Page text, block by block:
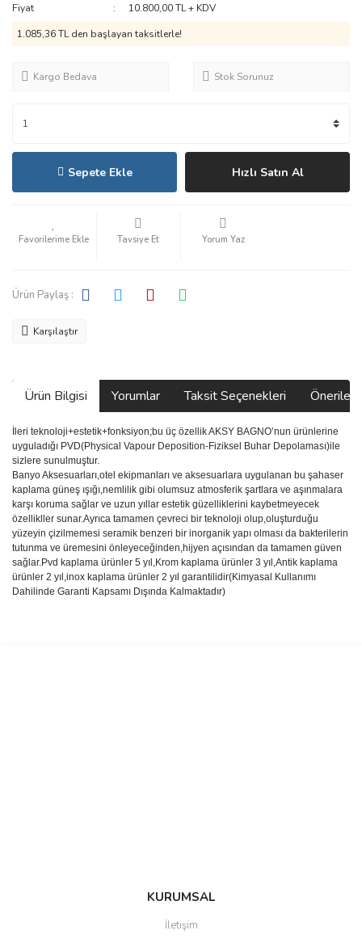
Fiyat
10.800,00 TL + KDV
1.085,36 TL den başlayan taksitlerle!
Kargo Bedava Stok Sorunuz
Sepete Ekle Hızlı Satın Al
Tavsiye Et Yorum Yaz
Ürün Paylaş :
Karşılaştır
Ürün Bilgisi Yorumlar Taksit Seçenekleri
İleri teknoloji+estetik+fonksiyon;bu üç özellik AKSY BAGNO’nun ürünlerine
uyguladığı PVD(Physical Vapour Deposition-Fiziksel Buhar Depolaması)ile
sizlere sunulmuştur.
Banyo Aksesuarları,otel ekipmanları ve aksesuarlara uygulanan bu şahaser
kaplama güneş ışığı,nemlilik gibi olumsuz atmosferik şartlara ve aşınmalara
karşı koruma sağlar ve uzun yıllar estetik güzelliklerini kaybetmeyecek
özellikller sunar.Ayrıca tamamen çevreci bir teknoloji olup,oluşturduğu
yüzeyin çizilmemesi seramik benzeri bir inorganik yapı olması da bakterilerin
tutunma ve üremesini önleyeceğinden,hijyen açısından da tamamen güven
sağlar.Pvd kaplama ürünler 5 yıl,Krom kaplama ürünler 3 yıl,Antik kaplama
ürünler 2 yıl,inox kaplama ürünler 2 yıl garantilidir(Kimyasal Kullanımı
Dahilinde Garanti Kapsamı Dışında Kalmaktadır)
Gönder
KURUMSAL
İletişim